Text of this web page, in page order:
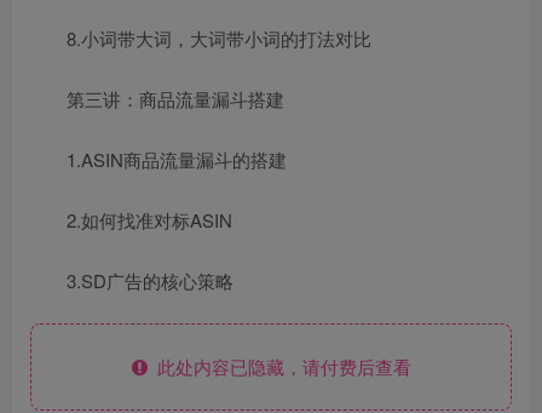
8.小词带大词，大词带小词的打法对比
第三讲：商品流量漏斗搭建
1.ASIN商品流量漏斗的搭建
2.如何找准对标ASIN
3.SD广告的核心策略
此处内容已隐藏，请付费后查看